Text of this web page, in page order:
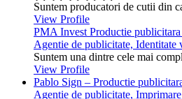
Suntem producatori de cutii din
View Profile
PMA Invest Productie
Agentie de publicitate, Identitate
Suntem una dintre cele mai
View Profile
Pablo Sign – Productie
Agentie de publicitate,